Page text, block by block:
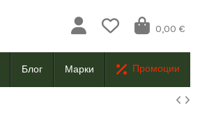
0,00 €
Промоции
Марки
Блог